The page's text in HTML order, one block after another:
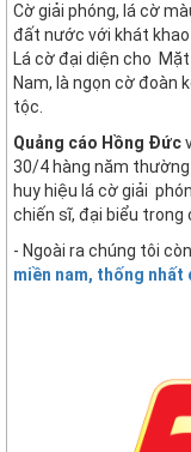
Cờ giải phóng, lá cờ
đất nước với khát
Lá cờ đại diện cho
Nam, là ngọn cờ đoàn
tộc.
Quảng cáo Hồng Đức
30/4 hàng năm
huy hiệu lá cờ giải
chiến sĩ, đại biểu trong
- Ngoài ra chúng tôi còn
miền nam, thống